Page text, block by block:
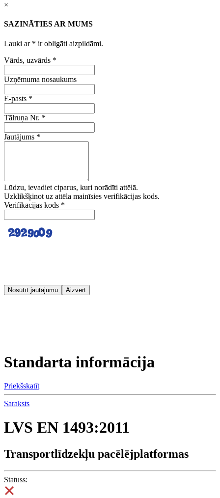
×
SAZINĀTIES AR MUMS
Lauki ar * ir obligāti aizpildāmi.
Vārds, uzvārds *
Uzņēmuma nosaukums
E-pasts *
Tālruņa Nr. *
Jautājums *
Lūdzu, ievadiet ciparus, kuri norādīti attēlā.
Uzklikšķinot uz attēla mainīsies verifikācijas kods.
Verifikācijas kods *
Nosūtīt jautājumu Aizvērt
Standarta informācija
Priekšskatīt
Saraksts
LVS EN 1493:2011
Transportlīdzekļu pacēlējplatformas
Statuss: